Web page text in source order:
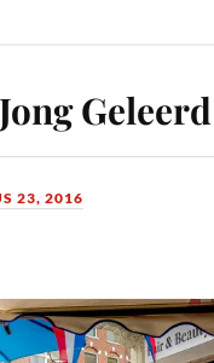
Geleerd
23, 2016